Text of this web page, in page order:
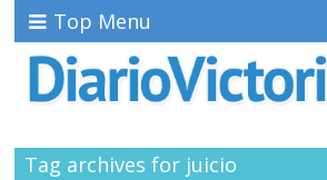
Top Menu
Tag archives for juicio